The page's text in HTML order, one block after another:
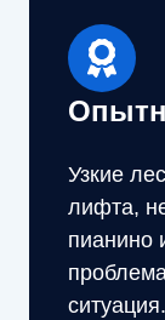
Узкие
лифта,
пианино